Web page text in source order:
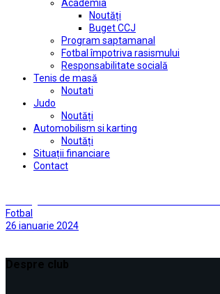
Academia
Noutăți
Buget CCJ
Program saptamanal
Fotbal împotriva rasismului
Responsabilitate socială
Tenis de masă
Noutati
Judo
Noutăți
Automobilism si karting
Noutăți
Situații financiare
Contact
Fotbal
26 ianuarie 2024
Despre club